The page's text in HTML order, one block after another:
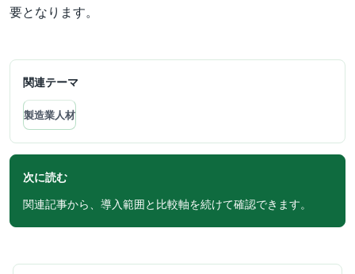
要となります。
関連テーマ
製造業人材
次に読む
関連記事から、導入範囲と比較軸を続けて確認できます。